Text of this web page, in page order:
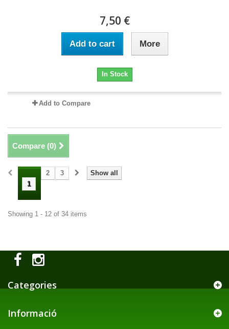
7,50 €
Add to cart More
In Stock
Add to Compare
Compare (0)
Show all
1
2 3
Showing 1 - 12 of 34 items
Categories
Informació